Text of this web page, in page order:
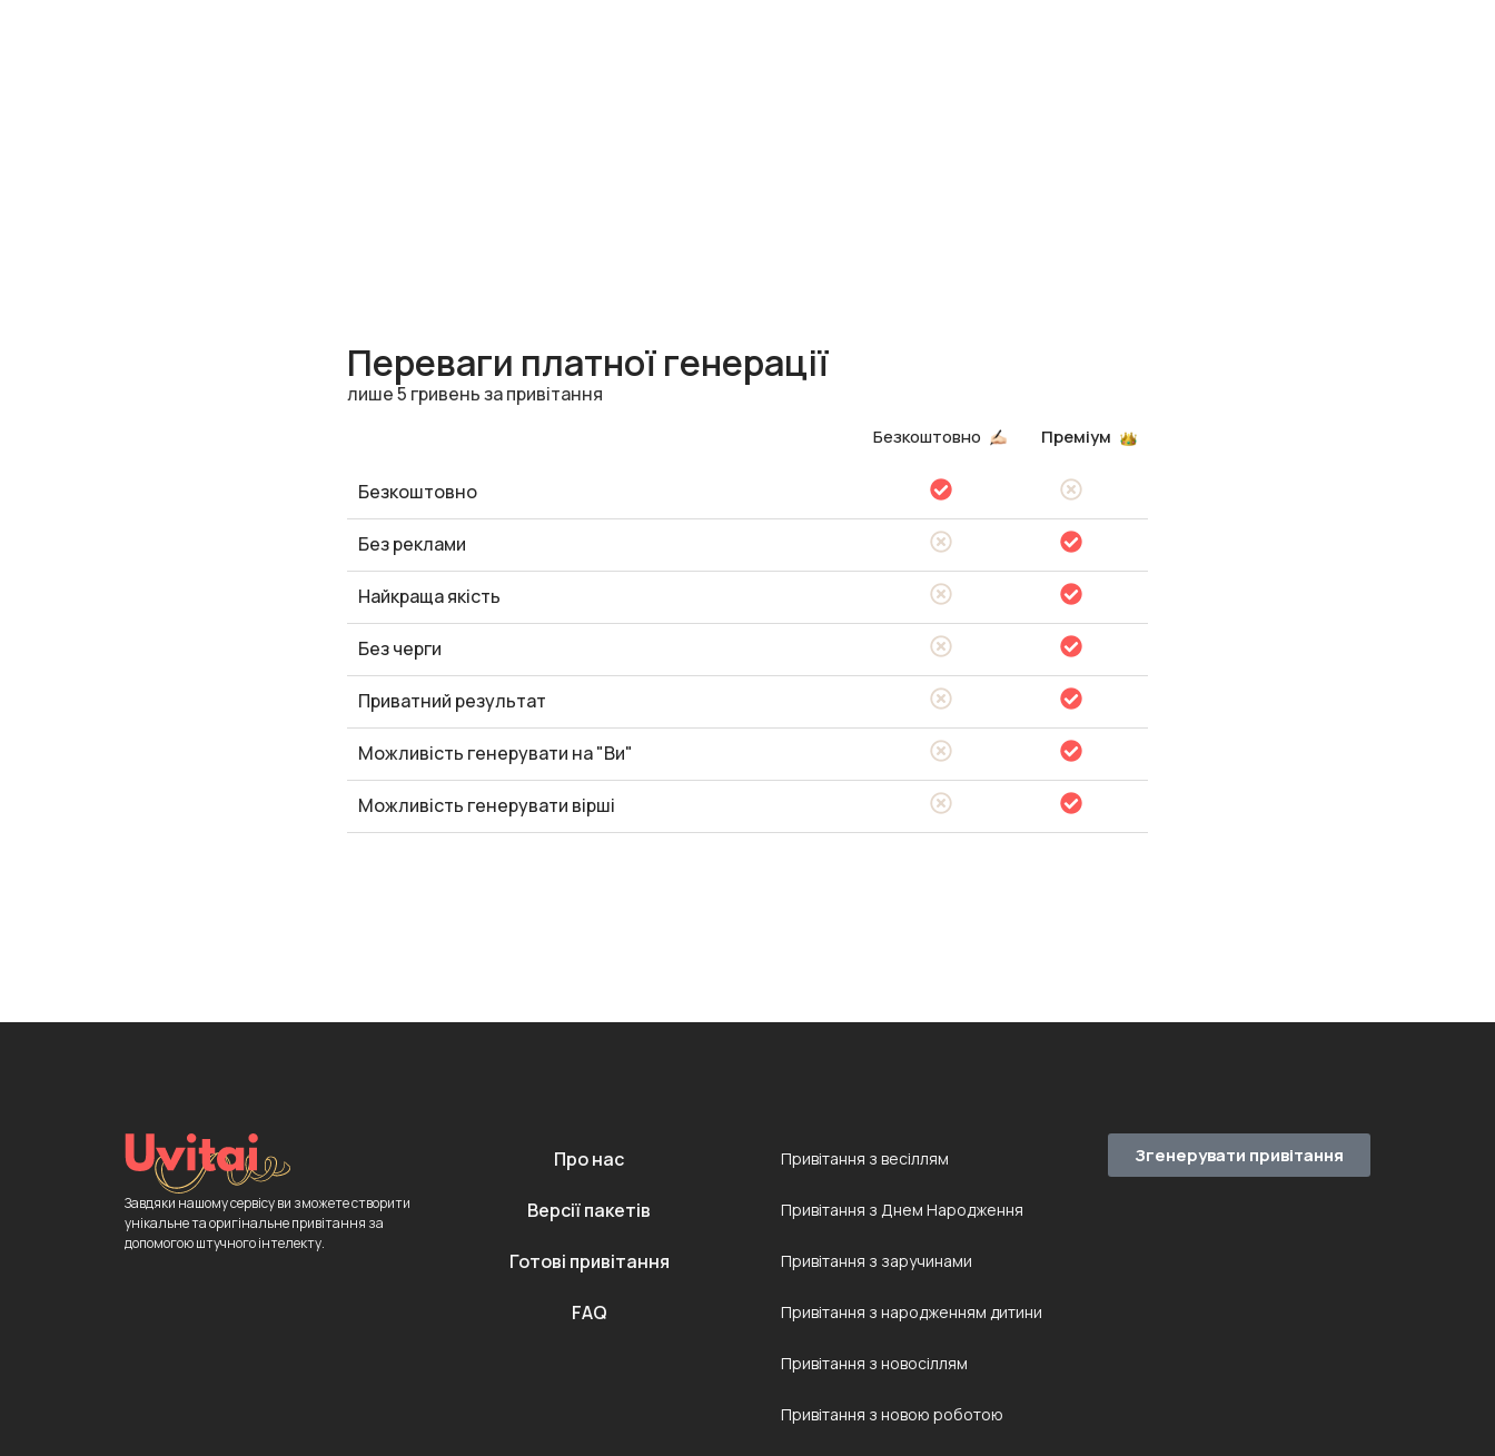
Переваги платної генерації
лише 5 гривень за привітання
Безкоштовно Преміум
Безкоштовно
Без реклами
Найкраща якість
Без черги
Приватний результат
Можливість генерувати на "Ви"
Можливість генерувати вірші
Завдяки нашому сервісу ви зможете створити
унікальне та оригінальне привітання за
допомогою штучного інтелекту.
Про нас
Версії пакетів
Готові привітання
FAQ
Привітання з весіллям
Привітання з Днем Народження
Привітання з заручинами
Привітання з народженням дитини
Привітання з новосіллям
Привітання з новою роботою
Згенерувати привітання